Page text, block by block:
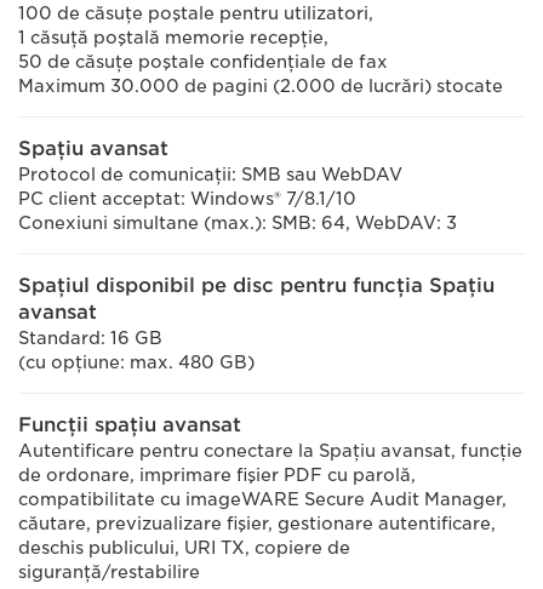
100 de căsuţe poştale pentru utilizatori,
1 căsuţă poştală memorie recepţie,
50 de căsuţe poştale confidenţiale de fax
Maximum 30.000 de pagini (2.000 de lucrări) stocate
Spaţiu avansat
Protocol de comunicaţii: SMB sau WebDAV
PC client acceptat: Windows® 7/8.1/10
Conexiuni simultane (max.): SMB: 64, WebDAV: 3
Spaţiul disponibil pe disc pentru funcția Spațiu
avansat
Standard: 16 GB
(cu opţiune: max. 480 GB)
Funcţii spaţiu avansat
Autentificare pentru conectare la Spaţiu avansat, funcţie
de ordonare, imprimare fişier PDF cu parolă,
compatibilitate cu imageWARE Secure Audit Manager,
căutare, previzualizare fişier, gestionare autentificare,
deschis publicului, URI TX, copiere de
siguranţă/restabilire